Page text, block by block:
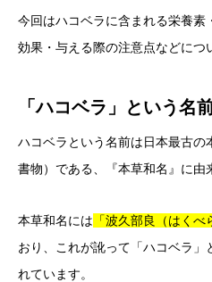
今回はハコベラに含まれる栄養素
効果・与える際の注意点などにつ
「ハコベラ」という名
ハコベラという名前は日本最古の
書物）である、『本草和名』に由
本草和名には 「波久部良（はくべ
おり、これが訛って「ハコベラ
れています。